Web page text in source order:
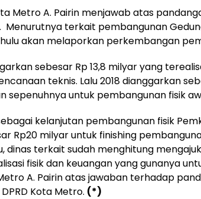
Metro A. Pairin menjawab atas
Menurutnya terkait pembangunan
akan melaporkan perkembangan
sebesar Rp 13,8 milyar yang
teknis. Lalu 2018 dianggarkan
sepenuhnya untuk pembangunan fisik
kelanjutan pembangunan fisik
Rp20 milyar untuk finishing
dinas terkait sudah menghitung
fisik dan keuangan yang gunanya
A. Pairin atas jawaban terhadap
Kota Metro. (*)